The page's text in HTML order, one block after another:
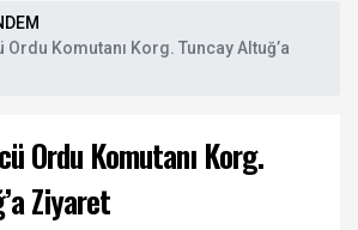
Ordu Komutanı Korg. Tuncay Altuğ’a
Ordu Komutanı Korg.
Ziyaret